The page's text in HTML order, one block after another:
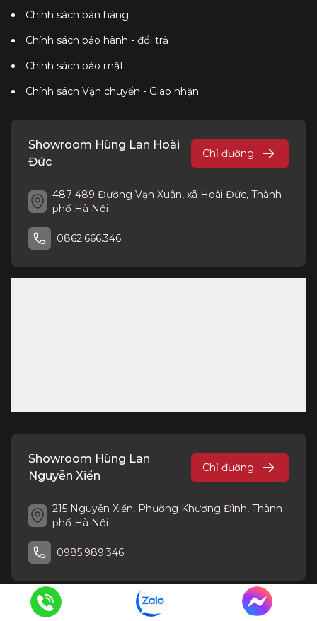
Chính sách bán hàng
Chính sách bảo hành - đổi trả
Chính sách bảo mật
Chính sách Vận chuyển - Giao nhận
Showroom Hùng Lan Hoài
Đức
Chỉ đường
487-489 Đường Vạn Xuân, xã Hoài Đức, Thành
phố Hà Nội
0862.666.346
Showroom Hùng Lan
Nguyễn Xiển
Chỉ đường
215 Nguyễn Xiển, Phường Khương Đình, Thành
phố Hà Nội
0985.989.346